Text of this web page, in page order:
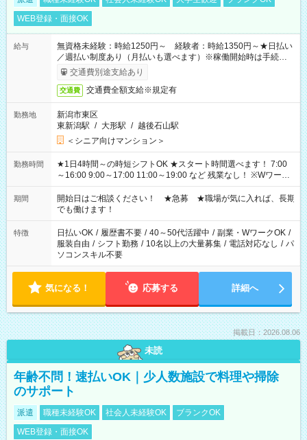
WEB登録・面接OK
給与
無資格未経験：時給1250円～ 経験者：時給1350円～★日払い
／週払い制度あり（月払いも選べます）※稼働開始時は手続き完
了次第のお支払いとなります。
交通費別途支給あり
交通費 交通費全額支給※規定有
勤務地
新潟市東区
東新潟駅 / 大形駅 / 越後石山駅
＜シニア向けマンション＞
勤務時間
★1日4時間～の時短シフトOK ★スタート時間選べます！ 7:00
～16:00 9:00～17:00 11:00～19:00 など 残業なし！ ※Wワーク
の場合、他のお仕事と合わせ週40時間超の就業はご案内できま
せん ※法令に基づき、週20時間以上勤務は社会保険への加入対
象となります ※労働者派遣法（日雇い派遣の原則禁止）によ
り、短時間・短期間の就業はご案内が難しい場合があります
期間
開始日はご相談ください！ ★急募 ★職場が気に入れば、長期
でも働けます！
特徴 日払いOK / 履歴書不要 / 40～50代活躍中 / 副業・WワークOK /
服装自由 / シフト勤務 / 10名以上の大量募集 / 電話対応なし / パ
ソコンスキル不要
気になる！ 応募する 詳細へ
掲載日：2026.08.06
未読
年齢不問！速払いOK｜少人数施設で料理や掃除
のサポート
派遣 職種未経験OK 社会人未経験OK
ブランクOK
WEB登録・面接OK